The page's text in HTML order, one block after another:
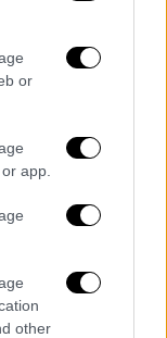
or
app.
other
το
χώρας